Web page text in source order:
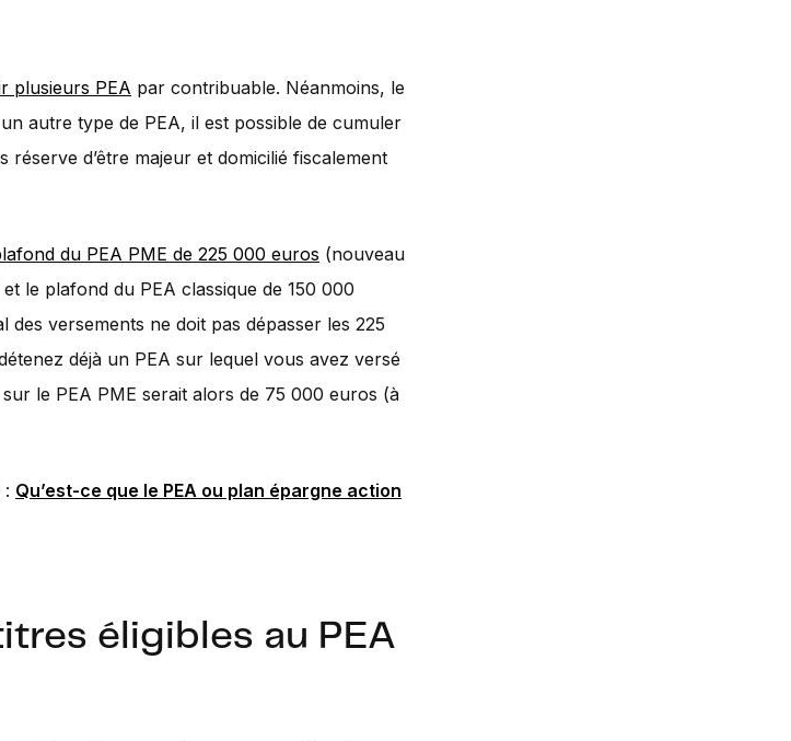
plusieurs PEA par contribuable. Néanmoins, le
autre type de PEA, il est possible de cumuler
d’être majeur et domicilié fiscalement
du PEA PME de 225 000 euros (nouveau
le plafond du PEA classique de 150 000
versements ne doit pas dépasser les 225
déjà un PEA sur lequel vous avez versé
le PEA PME serait alors de 75 000 euros (à
: Qu’est-ce que le PEA ou plan épargne action
éligibles au PEA